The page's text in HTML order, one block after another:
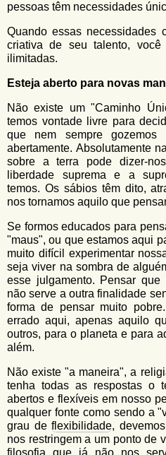
pessoas têm necessidades
Quando essas necessidades
criativa de seu talento,
ilimitadas.
Esteja aberto para novas
Não existe um "Caminho
temos vontade livre para
que nem sempre
abertamente. Absolutamente
sobre a terra pode dizer-
liberdade suprema e a
temos. Os sábios têm dito,
nos tornamos aquilo que
Se formos educados para
"maus", ou que estamos aqui
muito difícil experimentar
seja viver na sombra de
esse julgamento. Pensar
não serve a outra finalidade
forma de pensar muito
errado aqui, apenas aquilo
outros, para o planeta e para
além.
Não existe "a maneira", a
tenha todas as respostas o
abertos e flexíveis em nosso
qualquer fonte como sendo a
grau deflexibilidade,
nos restringem a um ponto de
filosofia que já não nos